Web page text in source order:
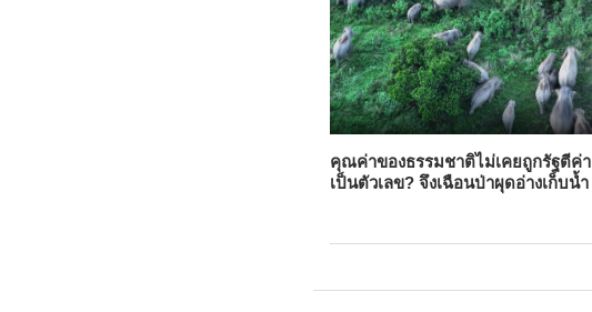
คุณค่าของธรรมชาติไม่เคยถูกรัฐตีค่า
เป็นตัวเลข? จึงเฉือนป่าผุดอ่างเก็บน้ำ